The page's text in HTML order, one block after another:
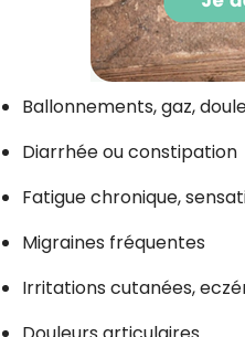
Ballonnements, gaz,
Diarrhée ou constipation
Fatigue chronique,
Migraines fréquentes
Irritations cutanées,